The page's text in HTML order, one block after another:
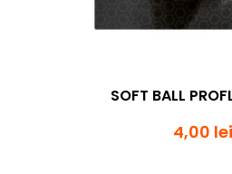
SOFT BALL
4,00 lei